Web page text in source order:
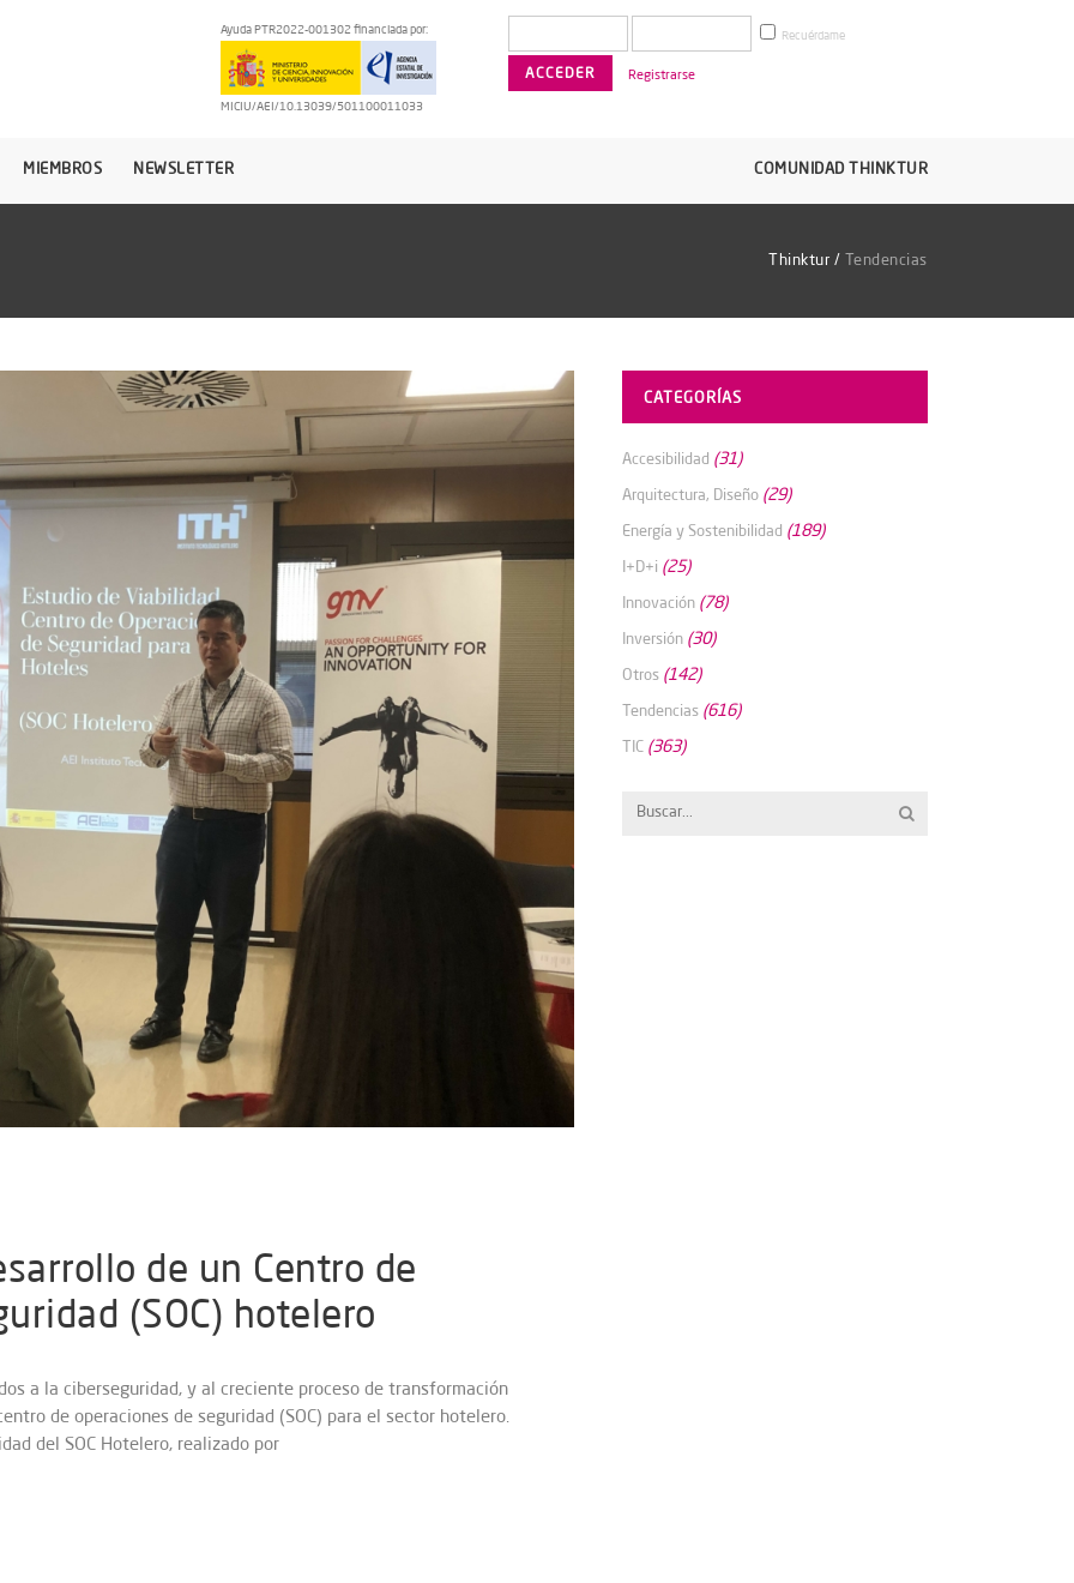
Ayuda PTR2022-001302 financiada por:
MICIU/AEI/10.13039/501100011033
Recuérdame
Registrarse
MIEMBROS NEWSLETTER COMUNIDAD THINKTUR
Thinktur / Tendencias
de un Centro de
(SOC) hotelero
a la ciberseguridad, y al creciente proceso de transformación
de operaciones de seguridad (SOC) para el sector hotelero.
del SOC Hotelero, realizado por
CATEGORÍAS
Accesibilidad (31)
Arquitectura, Diseño (29)
Energía y Sostenibilidad (189)
I+D+i (25)
Innovación (78)
Inversión (30)
Otros (142)
Tendencias (616)
TIC (363)